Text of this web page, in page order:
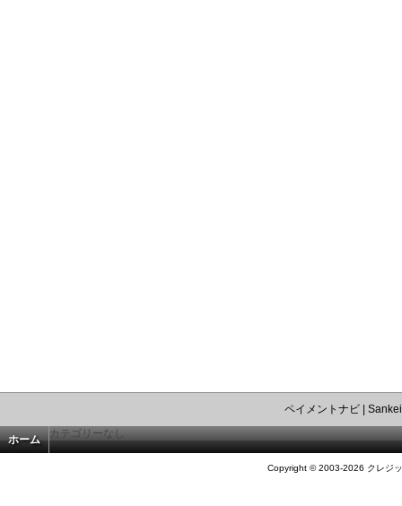
ペイメントナビ|
ホーム カテゴリーなし
Copyright © 2003-2026 クレジ